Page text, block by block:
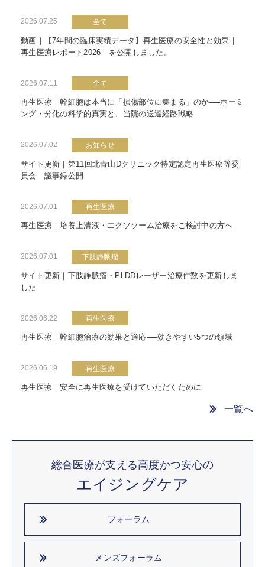
2026.07.25 全て
動画｜【7年間の臨床実績データ】再生医療の安全性と効果｜
再生医療レポート2026 を公開しました。
2026.07.11 全て
再生医療｜幹細胞は本当に「損傷部位に集まる」のか──ホーミ
ング・分化の科学的真実と、当院の送達経路戦略
2026.07.02 お知らせ
サイト更新｜第11回北青山Dクリニック特定認定再生医療等委
員会 議事録公開
2026.07.01 再生医療
再生医療｜培養上清液・エクソソーム治療をご検討中の方へ
2026.07.01 下肢静脈瘤
サイト更新｜下肢静脈瘤・PLDDレーザー治療件数を更新しま
した
2026.06.22 再生医療
再生医療｜幹細胞治療の効果と適応──効きやすい5つの領域
2026.06.19 再生医療
再生医療｜安全に再生医療を受けていただくために
一覧へ
総合医療が支える高度かつ安心の
エイジングケア
フォーラム
メンズフォーラム